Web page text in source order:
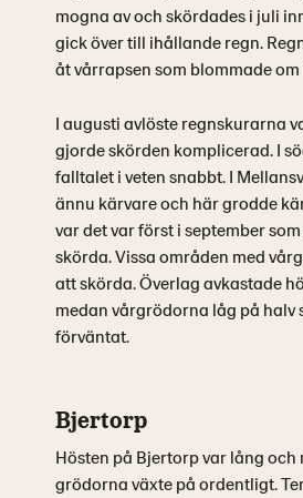
mogna av och skördades i juli
gick över till ihållande regn.
åt vårrapsen som blommade
I augusti avlöste regnskurarna
gjorde skörden komplicerad. I
falltalet i veten snabbt. I
ännu kärvare och här grodde
var det var först i september
skörda. Vissa områden med
att skörda. Överlag avkastade
medan vårgrödorna låg på halv
förväntat.
Bjertorp
Hösten på Bjertorp var lång och
grödorna växte på ordentligt.